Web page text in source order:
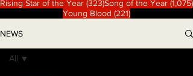
Rising Star of the Year (323)323 篇文章
Song of the Year (1,075)
Young Blood (221)221 篇文章
NEWS
All